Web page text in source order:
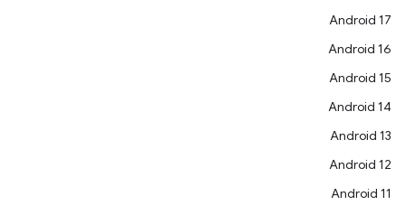
Android 17
Android 16
Android 15
Android 14
Android 13
Android 12
Android 11